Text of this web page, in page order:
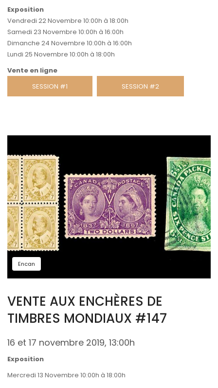
Exposition
Vendredi 22 Novembre 10:00h à 18:00h
Samedi 23 Novembre 10:00h à 16:00h
Dimanche 24 Novembre 10:00h à 16:00h
Lundi 25 Novembre 10:00h à 18:00h
Vente en ligne
SESSION #1
SESSION #2
Encan
VENTE AUX ENCHÈRES DE
TIMBRES MONDIAUX #147
16 et 17 novembre 2019, 13:00h
Exposition
Mercredi 13 Novembre 10:00h à 18:00h